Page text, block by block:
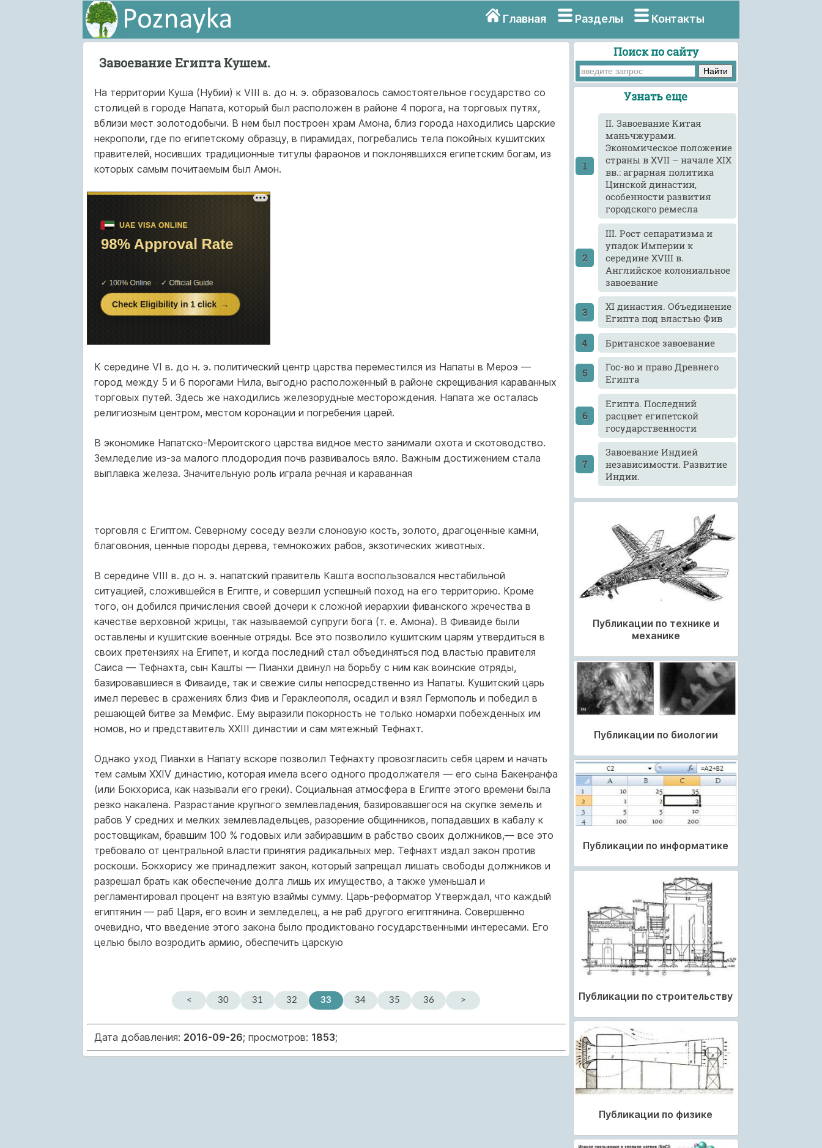
Главная Разделы Контакты
Завоевание Египта Кушем.
На территории Куша (Нубии) к VIII в. до н. э. образовалось самостоятельное государство со
столицей в городе Напата, который был расположен в районе 4 порога, на торговых путях,
вблизи мест золотодобычи. В нем был построен храм Амона, близ города находились царские
некрополи, где по египетскому образцу, в пирамидах, погребались тела покойных кушитских
правителей, носивших традиционные титулы фараонов и поклонявшихся египетским богам, из
которых самым почитаемым был Амон.
К середине VI в. до н. э. политический центр царства переместился из Напаты в Мероэ —
город между 5 и 6 порогами Нила, выгодно расположенный в районе скрещивания караванных
торговых путей. Здесь же находились железорудные месторождения. Напата же осталась
религиозным центром, местом коронации и погребения царей.
В экономике Напатско-Мероитского царства видное место занимали охота и скотоводство.
Земледелие из-за малого плодородия почв развивалось вяло. Важным достижением стала
выплавка железа. Значительную роль играла речная и караванная
торговля с Египтом. Северному соседу везли слоновую кость, золото, драгоценные камни,
благовония, ценные породы дерева, темнокожих рабов, экзотических животных.
В середине VIII в. до н. э. напатский правитель Кашта воспользовался нестабильной
ситуацией, сложившейся в Египте, и совершил успешный поход на его территорию. Кроме
того, он добился причисления своей дочери к сложной иерархии фиванского жречества в
качестве верховной жрицы, так называемой супруги бога (т. е. Амона). В Фиваиде были
оставлены и кушитские военные отряды. Все это позволило кушитским царям утвердиться в
своих претензиях на Египет, и когда последний стал объединяться под властью правителя
Саиса — Тефнахта, сын Кашты — Пианхи двинул на борьбу с ним как воинские отряды,
базировавшиеся в Фиваиде, так и свежие силы непосредственно из Напаты. Кушитский царь
имел перевес в сражениях близ Фив и Гераклеополя, осадил и взял Гермополь и победил в
решающей битве за Мемфис. Ему выразили покорность не только номархи побежденных им
номов, но и представитель XXIII династии и сам мятежный Тефнахт.
Однако уход Пианхи в Напату вскоре позволил Тефнахту провозгласить себя царем и начать
тем самым XXIV династию, которая имела всего одного продолжателя — его сына Бакенранфа
(или Бокхориса, как называли его греки). Социальная атмосфера в Египте этого времени была
резко накалена. Разрастание крупного землевладения, базировавшегося на скупке земель и
рабов У средних и мелких землевладельцев, разорение общинников, попадавших в кабалу к
ростовщикам, бравшим 100 % годовых или забиравшим в рабство своих должников,— все это
требовало от центральной власти принятия радикальных мер. Тефнахт издал закон против
роскоши. Бокхорису же принадлежит закон, который запрещал лишать свободы должников и
разрешал брать как обеспечение долга лишь их имущество, а также уменьшал и
регламентировал процент на взятую взаймы сумму. Царь-реформатор Утверждал, что каждый
египтянин — раб Царя, его воин и земледелец, а не раб другого египтянина. Совершенно
очевидно, что введение этого закона было продиктовано государственными интересами. Его
целью было возродить армию, обеспечить царскую
< 30 31 32 33 34 35 36 >
Дата добавления: 2016-09-26; просмотров: 1853;
Поиск по сайту
Узнать еще
II. Завоевание Китая
маньчжурами.
Экономическое положение
страны в XVII – начале XIX
вв.: аграрная политика
Цинской династии,
особенности развития
городского ремесла
III. Рост сепаратизма и
упадок Империи к
середине XVIII в.
Английское колониальное
завоевание
XI династия. Объединение
Египта под властью Фив
Британское завоевание
Гос-во и право Древнего
Египта
Египта. Последний
расцвет египетской
государственности
Завоевание Индией
независимости. Развитие
Индии.
Публикации по технике и
механике
Публикации по биологии
Публикации по информатике
Публикации по строительству
Публикации по физике